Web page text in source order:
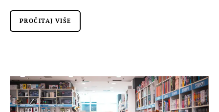
PROČITAJ VIŠE